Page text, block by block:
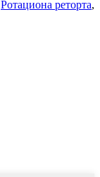
Ротациона реторта,